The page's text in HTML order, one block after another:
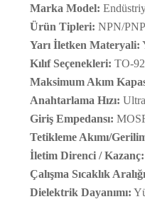
Marka Model:
Ürün Tipleri: NPN/
Yarı İletken Materyali:
Kılıf Seçenekleri: TO-
Maksimum Akım
Anahtarlama Hızı:
Giriş Empedansı:
Tetikleme Akımı/
İletim Direnci / Kazanç:
Çalışma Sıcaklık
Dielektrik Dayanımı: